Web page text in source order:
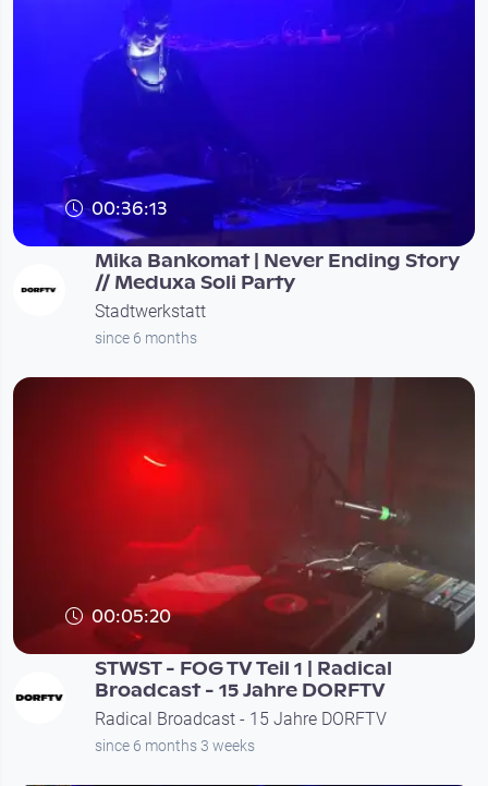
00:36:13
Mika Bankomat | Never Ending Story
// Meduxa Soli Party
Stadtwerkstatt
since 6 months
00:05:20
STWST - FOG TV Teil 1 | Radical
Broadcast - 15 Jahre DORFTV
Radical Broadcast - 15 Jahre DORFTV
since 6 months 3 weeks